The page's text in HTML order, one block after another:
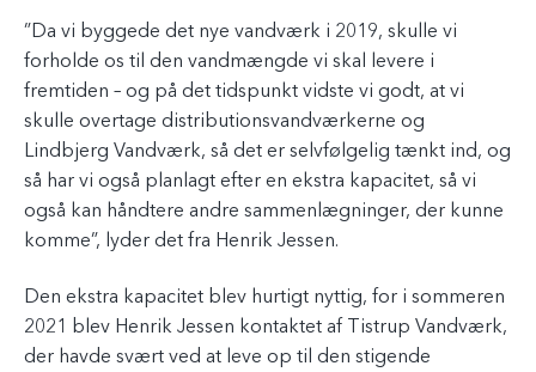
”Da vi byggede det nye vandværk i 2019, skulle vi
forholde os til den vandmængde vi skal levere i
fremtiden – og på det tidspunkt vidste vi godt, at vi
skulle overtage distributionsvandværkerne og
Lindbjerg Vandværk, så det er selvfølgelig tænkt ind, og
så har vi også planlagt efter en ekstra kapacitet, så vi
også kan håndtere andre sammenlægninger, der kunne
komme”, lyder det fra Henrik Jessen.
Den ekstra kapacitet blev hurtigt nyttig, for i sommeren
2021 blev Henrik Jessen kontaktet af Tistrup Vandværk,
der havde svært ved at leve op til den stigende